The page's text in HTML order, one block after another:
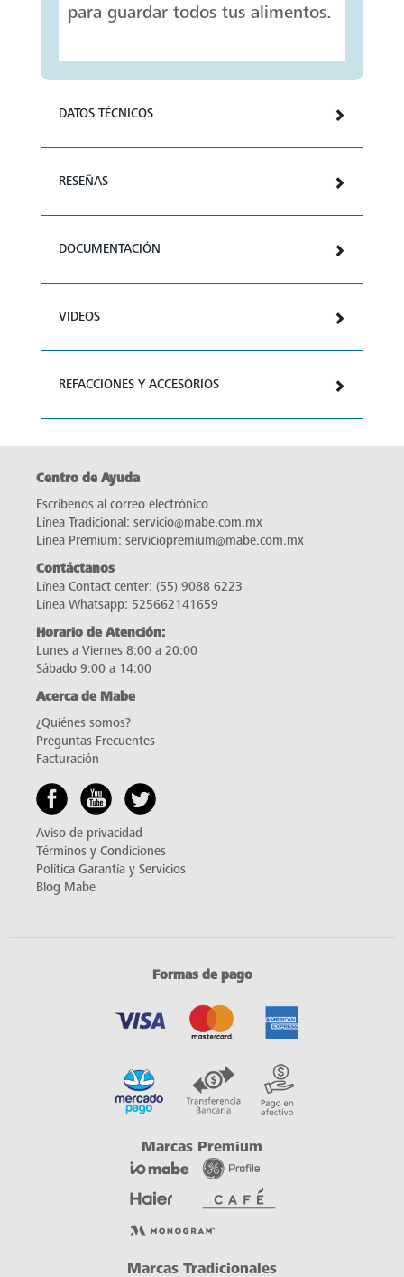
para guardar todos tus alimentos.
DATOS TÉCNICOS
RESEÑAS
DOCUMENTACIÓN
VIDEOS
REFACCIONES Y ACCESORIOS
Centro de Ayuda
Escríbenos al correo electrónico
Línea Tradicional: servicio@mabe.com.mx
Línea Premium: serviciopremium@mabe.com.mx
Contáctanos
Línea Contact center: (55) 9088 6223
Línea Whatsapp: 525662141659
Horario de Atención:
Lunes a Viernes 8:00 a 20:00
Sábado 9:00 a 14:00
Acerca de Mabe
¿Quiénes somos?
Preguntas Frecuentes
Facturación
Aviso de privacidad
Términos y Condiciones
Política Garantía y Servicios
Blog Mabe
Formas de pago